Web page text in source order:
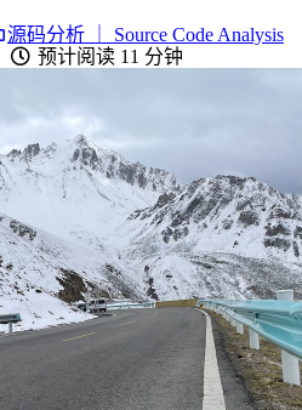
源码分析 ｜ Source Code Analysis
预计阅读 11 分钟